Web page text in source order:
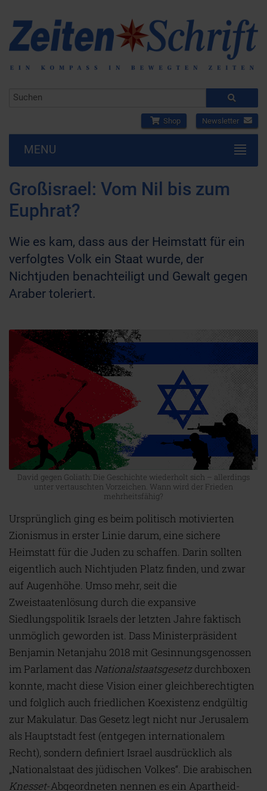
Shop Newsletter
MENU
Großisrael: Vom Nil bis zum
Euphrat?
Wie es kam, dass aus der Heimstatt für ein
verfolgtes Volk ein Staat wurde, der
Nichtjuden benachteiligt und Gewalt gegen
Araber toleriert.
David gegen Goliath: Die Geschichte wiederholt sich – allerdings
unter vertauschten Vorzeichen. Wann wird der Frieden
mehrheitsfähig?
Ursprünglich ging es beim politisch motivierten
Zionismus in erster Linie darum, eine sichere
Heimstatt für die Juden zu schaffen. Darin sollten
eigentlich auch Nichtjuden Platz finden, und zwar
auf Augenhöhe. Umso mehr, seit die
Zweistaatenlösung durch die expansive
Siedlungspolitik Israels der letzten Jahre faktisch
unmöglich geworden ist. Dass Ministerpräsident
Benjamin Netanjahu 2018 mit Gesinnungsgenossen
im Parlament das Nationalstaatsgesetzdurchboxen
konnte, macht diese Vision einer gleichberechtigten
und folglich auch friedlichen Koexistenz endgültig
zur Makulatur. Das Gesetz legt nicht nur Jerusalem
als Hauptstadt fest (entgegen internationalem
Recht), sondern definiert Israel ausdrücklich als
„Nationalstaat des jüdischen Volkes“. Die arabischen
Knesset-Abgeordneten nennen es ein Apartheid-